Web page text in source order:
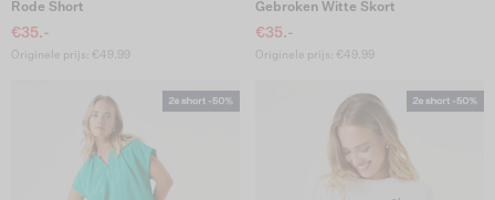
Rode Short
€35.-
Originele prijs: €49.99
Gebroken Witte Skort
€35.-
Originele prijs: €49.99